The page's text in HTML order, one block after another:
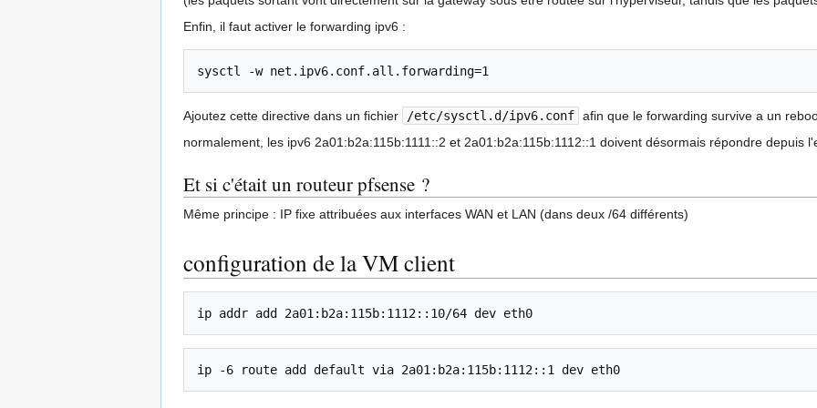
Enfin, il faut activer le forwarding ipv6 :
sysctl -w net.ipv6.conf.all.forwarding=1
Ajoutez cette directive dans un fichier /etc/sysctl.d/ipv6.conf afin que le forwarding survive a un
normalement, les ipv6 2a01:b2a:115b:1111::2 et 2a01:b2a:115b:1112::1 doivent désormais répondre depuis
Et si c'était un routeur pfsense ?
Même principe : IP fixe attribuées aux interfaces WAN et LAN (dans deux /64 différents)
configuration de la VM client
ip addr add 2a01:b2a:115b:1112::10/64 dev eth0
ip -6 route add default via 2a01:b2a:115b:1112::1 dev eth0